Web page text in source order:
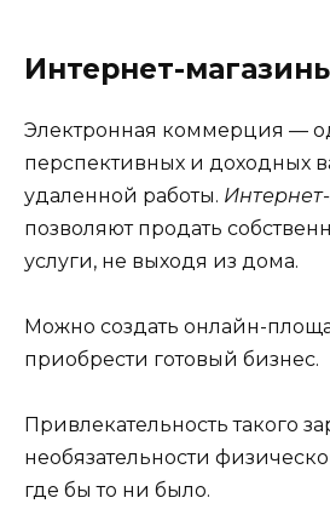
Интернет-
Электронная коммерция —
перспективных и доходных
удаленной работы.
позволяют продать
услуги, не выходя из дома.
Можно создать онлайн-
приобрести готовый бизнес.
Привлекательность такого
необязательности
где бы то ни было.